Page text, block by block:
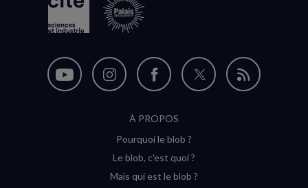
Nous
Nous
Instagram
(nouvelle
Nous
sur
Facebook
(nouvelle
Nous
Flux
À PROPOS
Pourquoi le blob ?
Le blob, c'est quoi ?
Mais qui est le blob ?